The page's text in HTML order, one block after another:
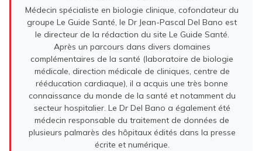
Médecin spécialiste en biologie clinique, cofondateur du
groupe Le Guide Santé, le Dr Jean-Pascal Del Bano est
le directeur de la rédaction du site Le Guide Santé.
Après un parcours dans divers domaines
complémentaires de la santé (laboratoire de biologie
médicale, direction médicale de cliniques, centre de
rééducation cardiaque), il a acquis une très bonne
connaissance du monde de la santé et notamment du
secteur hospitalier. Le Dr Del Bano a également été
médecin responsable du traitement de données de
plusieurs palmarès des hôpitaux édités dans la presse
écrite et numérique.